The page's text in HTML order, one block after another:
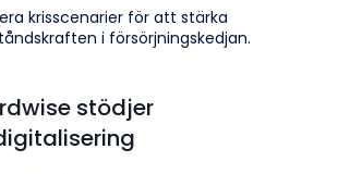
krisscenarier för att stärka
i försörjningskedjan.
stödjer